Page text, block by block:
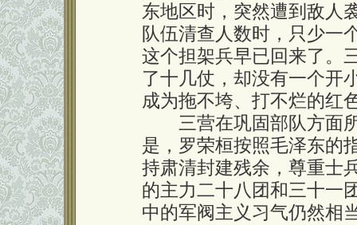
东地区时，突然遭到敌人
队伍清查人数时，只少一
这个担架兵早已回来了。
了十几仗，却没有一个开
成为拖不垮、打不烂的红
三营在巩固部队方面所
是，罗荣桓按照毛泽东的
持肃清封建残余，尊重士
的主力二十八团和三十一
中的军阀主义习气仍然相